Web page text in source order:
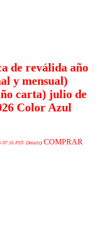
de reválida año
y mensual)
carta) julio de
Color Azul
07:16 PST- Details) COMPRAR